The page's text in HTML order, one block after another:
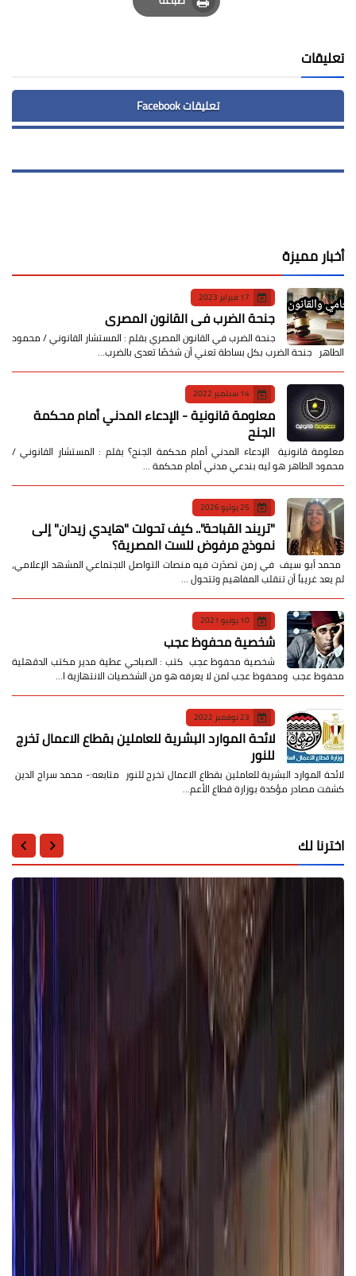
Print
تعليقات
تعليقات Facebook
أخبار مميزة
17 فبراير 2023
جنحة الضرب في القانون المصري
جنحة الضرب في القانون المصري بقلم : المستشار القانوني / محمود
الطاهر جنحة الضرب بكل بساطة تعني أن شخصًا تعدى بالضرب…
14 سبتمبر 2022
معلومة قانونية - الإدعاء المدني أمام محكمة
الجنح
معلومة قانونية الإدعاء المدني أمام محكمة الجنح؟ بقلم : المستشار القانوني /
محمود الطاهر هو ليه بندعي مدني أمام محكمة …
25 يوليو 2026
​"تريند القباحة".. كيف تحولت "هايدي زيدان" إلى
نموذج مرفوض للست المصرية؟
​ محمد أبو سيف ​في زمن تصدّرت فيه منصات التواصل الاجتماعي المشهد الإعلامي،
لم يعد غريباً أن تنقلب المفاهيم وتتحول …
10 يونيو 2021
شخصية محفوظ عجب
شخصية محفوظ عجب كتب : الصباحي عطية مدير مكتب الدقهلية
محفوظ عجب ومحفوظ عجب لمن لا يعرفه هو من الشخصيات الانتهازية ا…
23 نوفمبر 2022
لائحة الموارد البشرية للعاملين بقطاع الاعمال تخرج
للنور
لائحة الموارد البشرية للعاملين بقطاع الاعمال تخرج للنور متابعه:- محمد سراج الدين
كشفت مصادر مؤكدة بوزارة قطاع الأعم…
اخترنا لك